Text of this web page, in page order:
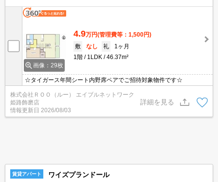
画像：29枚
4.9万円(管理費等：1,500円)
敷
なし 礼
1ヶ月
1階
1LDK 46.37m²
☆タイガース年間シート内野席ペアでご招待対象物件です☆
株式会社ＲＯＯ（ルー） エイブルネットワーク
姫路飾磨店
情報更新日 2026/08/03
詳細を見る
賃貸アパート ワイズプランドール